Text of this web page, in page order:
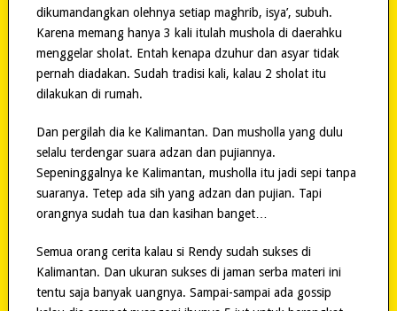
dikumandangkan olehnya setiap maghrib, isya’, subuh.
Karena memang hanya 3 kali itulah mushola di daerahku
menggelar sholat. Entah kenapa dzuhur dan asyar tidak
pernah diadakan. Sudah tradisi kali, kalau 2 sholat itu
dilakukan di rumah.
Dan pergilah dia ke Kalimantan. Dan musholla yang dulu
selalu terdengar suara adzan dan pujiannya.
Sepeninggalnya ke Kalimantan, musholla itu jadi sepi tanpa
suaranya. Tetep ada sih yang adzan dan pujian. Tapi
orangnya sudah tua dan kasihan banget…
Semua orang cerita kalau si Rendy sudah sukses di
Kalimantan. Dan ukuran sukses di jaman serba materi ini
tentu saja banyak uangnya. Sampai-sampai ada gossip